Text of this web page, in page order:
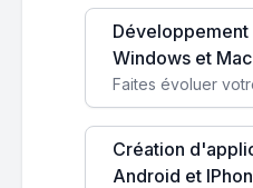
Windows et Mac
Création
Android et